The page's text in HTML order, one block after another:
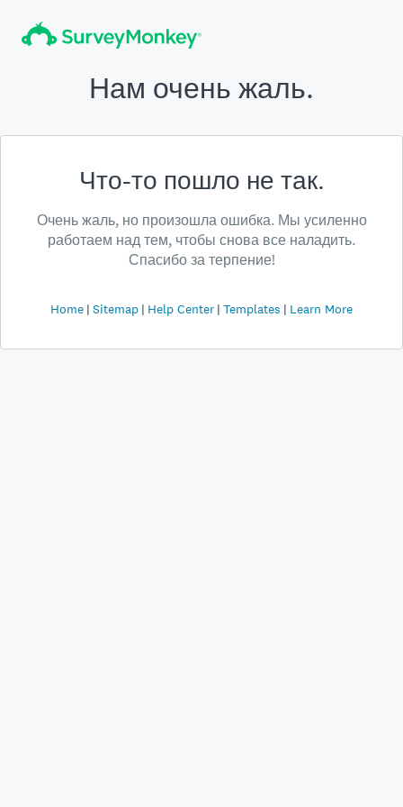
Нам очень жаль.
Что-то пошло не так.
Очень жаль, но произошла ошибка. Мы усиленно
работаем над тем, чтобы снова все наладить.
Спасибо за терпение!
Home Sitemap Help Center Templates Learn More